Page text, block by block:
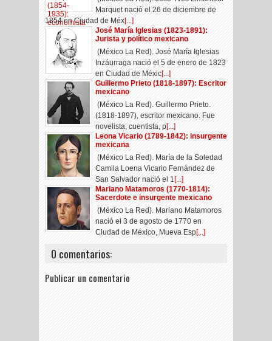
Marquet nació el 26 de diciembre de
1854 en Ciudad de Méx[...]
José María Iglesias (1823-1891):
Jurista y político mexicano
(México La Red). José María Iglesias
Inzáurraga nació el 5 de enero de 1823
en Ciudad de Méxic[...]
Guillermo Prieto (1818-1897): Escritor
mexicano
(México La Red). Guillermo Prieto.
(1818-1897), escritor mexicano. Fue
novelista, cuentista, p[...]
Leona Vicario (1789-1842): insurgente
mexicana
(México La Red). María de la Soledad
Camila Loena Vicario Fernández de
San Salvador nació el 1[...]
Mariano Matamoros (1770-1814):
Sacerdote e insurgente mexicano
(México La Red). Mariano Matamoros
nació el 3 de agosto de 1770 en
Ciudad de México, Mueva Esp[...]
0 comentarios:
Publicar un comentario